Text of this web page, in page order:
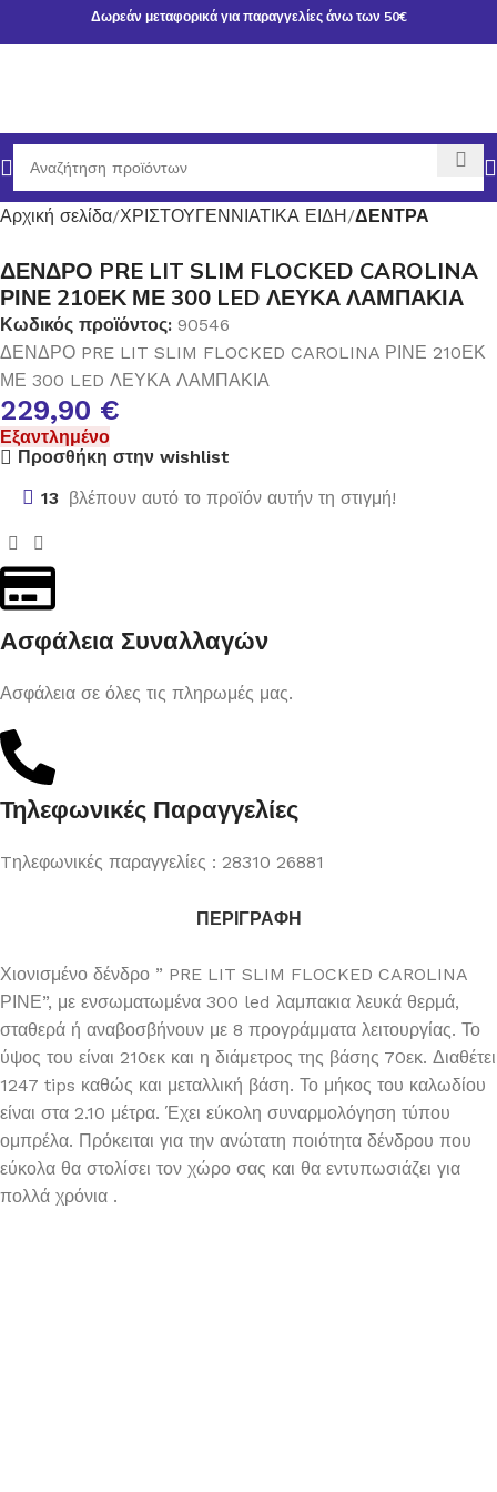
Δωρεάν μεταφορικά για παραγγελίες άνω των 50€
Αρχική σελίδα ΧΡΙΣΤΟΥΓΕΝΝΙΑΤΙΚΑ ΕΙΔΗ ΔΕΝΤΡΑ
ΔΕΝΔΡΟ PRE LIT SLIM FLOCKED CAROLINA
ΡΙΝΕ 210ΕΚ ΜΕ 300 LED ΛΕΥΚΑ ΛΑΜΠΑΚΙΑ
Κωδικός προϊόντος: 90546
ΔΕΝΔΡΟ PRE LIT SLIM FLOCKED CAROLINA ΡΙΝΕ 210ΕΚ
ΜΕ 300 LED ΛΕΥΚΑ ΛΑΜΠΑΚΙΑ
229,90 €
Εξαντλημένο
Προσθήκη στην wishlist
13 βλέπουν αυτό το προϊόν αυτήν τη στιγμή!
Ασφάλεια Συναλλαγών
Ασφάλεια σε όλες τις πληρωμές μας.
Τηλεφωνικές Παραγγελίες
Tηλεφωνικές παραγγελίες : 28310 26881
ΠΕΡΙΓΡΑΦΉ
Χιονισμένο δένδρο ” PRE LIT SLIM FLOCKED CAROLINA
ΡΙΝΕ”, με ενσωματωμένα 300 led λαμπακια λευκά θερμά,
σταθερά ή αναβοσβήνουν με 8 προγράμματα λειτουργίας. Το
ύψος του είναι 210εκ και η διάμετρος της βάσης 70εκ. Διαθέτει
1247 tips καθώς και μεταλλική βάση. Το μήκος του καλωδίου
είναι στα 2.10 μέτρα. Έχει εύκολη συναρμολόγηση τύπου
ομπρέλα. Πρόκειται για την ανώτατη ποιότητα δένδρου που
εύκολα θα στολίσει τον χώρο σας και θα εντυπωσιάζει για
πολλά χρόνια .